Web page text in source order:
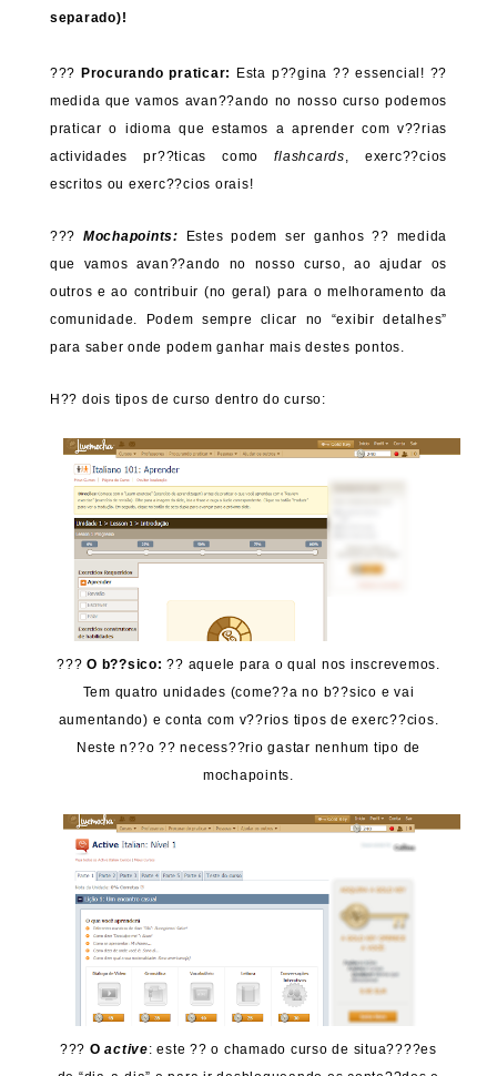
separado)!
??? Procurando praticar:
Esta p??gina ?? essencial! ??
medida que vamos avan??ando no nosso curso podemos
praticar o idioma que estamos a aprender com v??rias
actividades pr??ticas comoflashcards, exerc??cios
escritos ou exerc??cios orais!
??? Mochapoints: Estes podem ser ganhos ?? medida
que vamos avan??ando no nosso curso, ao ajudar os
outros e ao contribuir (no geral) para o melhoramento da
comunidade. Podem sempre clicar no “exibir detalhes”
para saber onde podem ganhar mais destes pontos.
H?? dois tipos de curso dentro do curso:
???O b??sico:?? aquele para o qual nos inscrevemos.
Tem quatro unidades (come??a no b??sico e vai
aumentando) e conta com v??rios tipos de exerc??cios.
Neste n??o ?? necess??rio gastar nenhum tipo de
mochapoints.
??? O active: este ?? o chamado curso de situa????es